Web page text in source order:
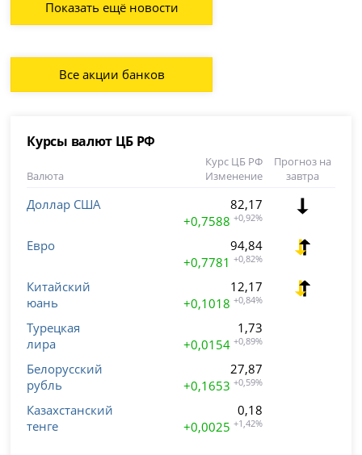
Показать ещё новости
Все акции банков
Курсы валют ЦБ РФ
Валюта
Курс ЦБ РФ
Изменение
Прогноз на
завтра
Доллар США
82,17
+0,7588 +0,92%
Евро
94,84
+0,7781 +0,82%
Китайский
юань
12,17
+0,1018 +0,84%
Турецкая
лира
1,73
+0,0154 +0,89%
Белорусский
рубль
27,87
+0,1653 +0,59%
Казахстанский
тенге
0,18
+0,0025 +1,42%